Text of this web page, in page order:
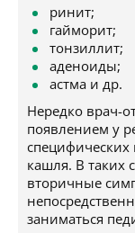
ринит;
гайморит;
тонзиллит;
аденоиды;
астма и др.
Нередко врач-
появлением у
кашля. В таких
вторичные
заниматься